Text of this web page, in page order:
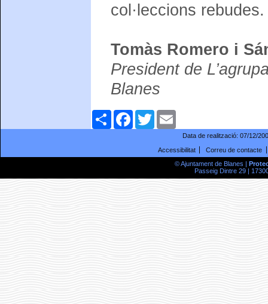
col·leccions rebudes.
Tomàs Romero i
President de
Blanes
ComparteixFacebookTwitter
Data de realització: 07/12/
Accessibilitat
Correu de contacte
© Ajuntament de Blanes |
Passeig Dintre 29 |